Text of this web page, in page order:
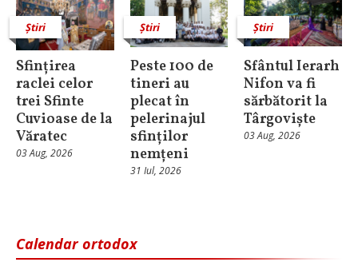
Știri
Sfințirea
raclei celor
trei Sfinte
Cuvioase de la
Văratec
03 Aug, 2026
Știri
Peste 100 de
tineri au
plecat în
pelerinajul
sfinților
nemțeni
31 Iul, 2026
Știri
Sfântul Ierarh
Nifon va fi
sărbătorit la
Târgoviște
03 Aug, 2026
Calendar ortodox